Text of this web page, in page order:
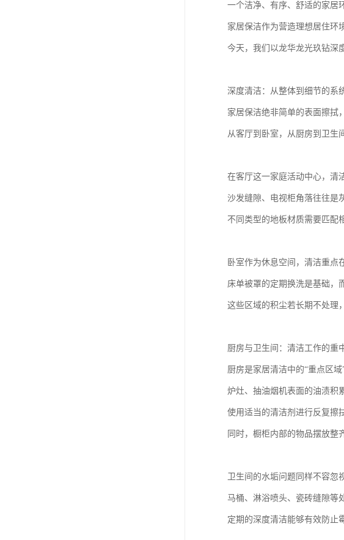
一个洁净、有序、舒适的家居
家居保洁作为营造理想居住环
今天，我们以龙华龙光玖钻深
深度清洁：从整体到细节的系
家居保洁绝非简单的表面擦拭
从客厅到卧室，从厨房到卫生
在客厅这一家庭活动中心，清
沙发缝隙、电视柜角落往往是
不同类型的地板材质需要匹配
卧室作为休息空间，清洁重点
床单被罩的定期换洗是基础，
这些区域的积尘若长期不处理
厨房与卫生间：清洁工作的重
厨房是家居清洁中的“重点区域”
炉灶、抽油烟机表面的油渍积
使用适当的清洁剂进行反复擦
同时，橱柜内部的物品摆放整
卫生间的水垢问题同样不容忽
马桶、淋浴喷头、瓷砖缝隙等
定期的深度清洁能够有效防止